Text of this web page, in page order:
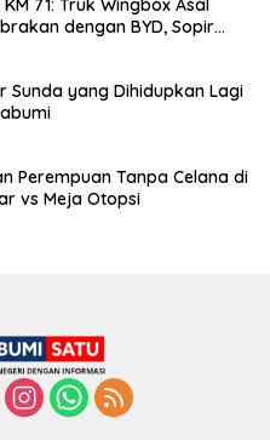
71: Truk Wingbox Asal
dengan BYD, Sopir
Sunda yang Dihidupkan Lagi
Perempuan Tanpa Celana di
vs Meja Otopsi